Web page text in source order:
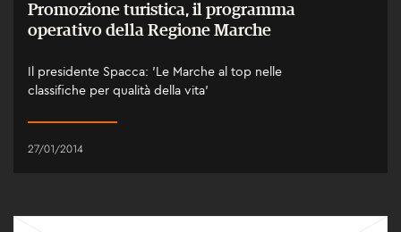
Promozione turistica, il programma
operativo della Regione Marche
Il presidente Spacca: 'Le Marche al top nelle
classifiche per qualità della vita'
27/01/2014